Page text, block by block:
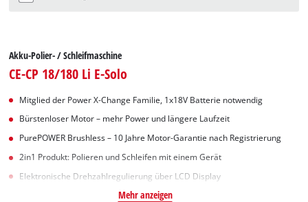
Art.-Nr: 2093233
Akku-Polier- / Schleifmaschine
CE-CP 18/180 Li E-Solo
Mitglied der Power X-Change Familie, 1x18V Batterie notwendig
Bürstenloser Motor – mehr Power und längere Laufzeit
PurePOWER Brushless – 10 Jahre Motor-Garantie nach Registrierung
2in1 Produkt: Polieren und Schleifen mit einem Gerät
Elektronische Drehzahlregulierung über LCD Display
Mehr anzeigen